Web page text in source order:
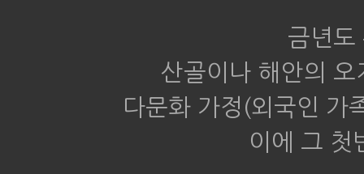
금년도
산골이나 해안의
다문화 가정(외국인 가
이에 그 첫